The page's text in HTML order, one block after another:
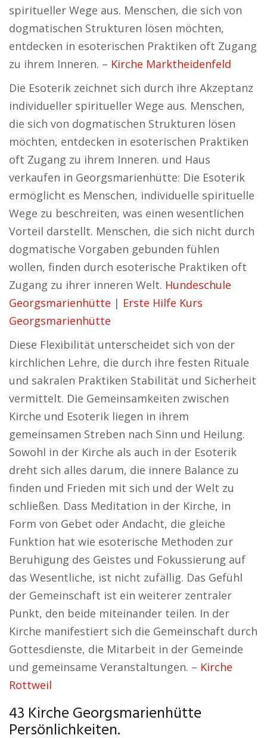
spiritueller Wege aus. Menschen, die sich von
dogmatischen Strukturen lösen möchten,
entdecken in esoterischen Praktiken oft Zugang
zu ihrem Inneren. – Kirche Marktheidenfeld
Die Esoterik zeichnet sich durch ihre Akzeptanz
individueller spiritueller Wege aus. Menschen,
die sich von dogmatischen Strukturen lösen
möchten, entdecken in esoterischen Praktiken
oft Zugang zu ihrem Inneren. und Haus
verkaufen in Georgsmarienhütte: Die Esoterik
ermöglicht es Menschen, individuelle spirituelle
Wege zu beschreiten, was einen wesentlichen
Vorteil darstellt. Menschen, die sich nicht durch
dogmatische Vorgaben gebunden fühlen
wollen, finden durch esoterische Praktiken oft
Zugang zu ihrer inneren Welt. Hundeschule
Georgsmarienhütte | Erste Hilfe Kurs
Georgsmarienhütte
Diese Flexibilität unterscheidet sich von der
kirchlichen Lehre, die durch ihre festen Rituale
und sakralen Praktiken Stabilität und Sicherheit
vermittelt. Die Gemeinsamkeiten zwischen
Kirche und Esoterik liegen in ihrem
gemeinsamen Streben nach Sinn und Heilung.
Sowohl in der Kirche als auch in der Esoterik
dreht sich alles darum, die innere Balance zu
finden und Frieden mit sich und der Welt zu
schließen. Dass Meditation in der Kirche, in
Form von Gebet oder Andacht, die gleiche
Funktion hat wie esoterische Methoden zur
Beruhigung des Geistes und Fokussierung auf
das Wesentliche, ist nicht zufällig. Das Gefühl
der Gemeinschaft ist ein weiterer zentraler
Punkt, den beide miteinander teilen. In der
Kirche manifestiert sich die Gemeinschaft durch
Gottesdienste, die Mitarbeit in der Gemeinde
und gemeinsame Veranstaltungen. – Kirche
Rottweil
43 Kirche Georgsmarienhütte
Persönlichkeiten.